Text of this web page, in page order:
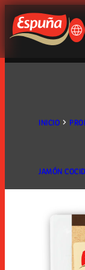
Espuña
¿QUÉ
(Esp)
(UK)
INICIO
JAMÓN